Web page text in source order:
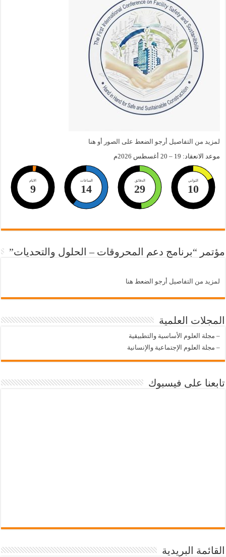
لمزيد من التفاصيل أرجو الضعط على الصور أو هنا
موعد الانعقاد: 19 – 20 أغسطس 2026م
الايام
9
الساعات
14
الدقائق
29
الثواني
10
مؤتمر “برنامج دعم المحروقات – الحلول والتحديات”
لمزيد من التفاصيل أرجو الضعط هنا
المجلات العلمية
– مجلة العلوم الأساسية والتطبيقية
– مجلة العلوم الإجتماعية والإنسانية
تابعنا على فيسبوك
القائمة البريدية